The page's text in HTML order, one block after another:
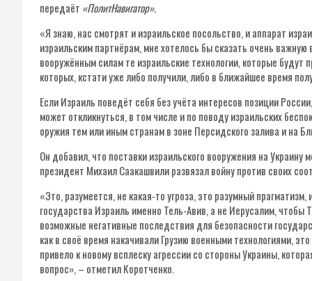
передаёт «ПолитНавигатор».
«Я знаю, нас смотрят и израильское посольство, и аппарат
израильским партнёрам, мне хотелось бы сказать очень
вооружённым силам те израильские технологии, которые
которых, кстати уже либо получили, либо в ближайшее время
Если Израиль поведёт себя без учёта интересов позиции
может откликнуться, в том числе и по поводу израильских
оружия тем или иным странам в зоне Персидского залива и на
Он добавил, что поставки израильского вооружения на
президент Михаил Саакашвили развязал войну против своих
«Это, разумеется, не какая-то угроза, это разумный
государства Израиль именно Тель-Авив, а не Иерусалим,
возможные негативные последствия для безопасности
как в своё время накачивали Грузию военными технологиями,
привело к новому всплеску агрессии со стороны Украины,
вопрос», – отметил Коротченко.